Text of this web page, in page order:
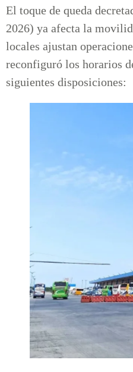
El toque de queda
2026) ya afecta la
locales ajustan
reconfiguró los horarios
siguientes disposiciones: